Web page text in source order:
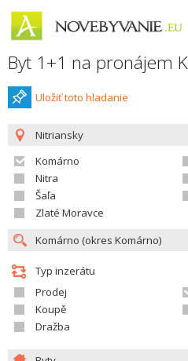
Byt 1+1 na pronájem
Uložiť toto hladanie
Nitriansky
Komárno
Nitra
Šaľa
Zlaté Moravce
Typ inzerátu
Prodej
Koupě
Dražba